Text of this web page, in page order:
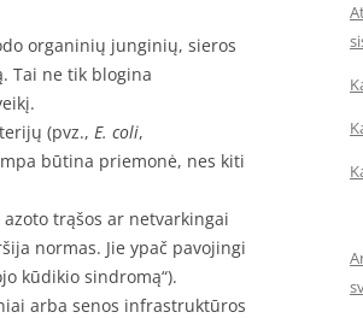
organinių junginių, sieros
Tai ne tik blogina
(pvz., E. coli,
būtina priemonė, nes kiti
trąšos ar netvarkingai
normas. Jie ypač pavojingi
kūdikio sindromą“).
arba senos infrastruktūros